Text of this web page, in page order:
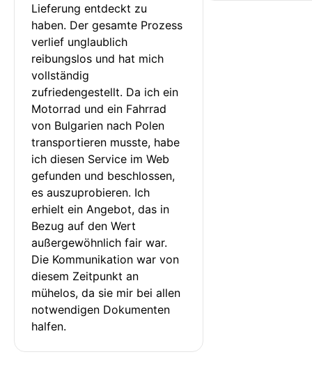
Lieferung entdeckt zu
haben. Der gesamte Prozess
verlief unglaublich
reibungslos und hat mich
vollständig
zufriedengestellt. Da ich ein
Motorrad und ein Fahrrad
von Bulgarien nach Polen
transportieren musste, habe
ich diesen Service im Web
gefunden und beschlossen,
es auszuprobieren. Ich
erhielt ein Angebot, das in
Bezug auf den Wert
außergewöhnlich fair war.
Die Kommunikation war von
diesem Zeitpunkt an
mühelos, da sie mir bei allen
notwendigen Dokumenten
halfen.